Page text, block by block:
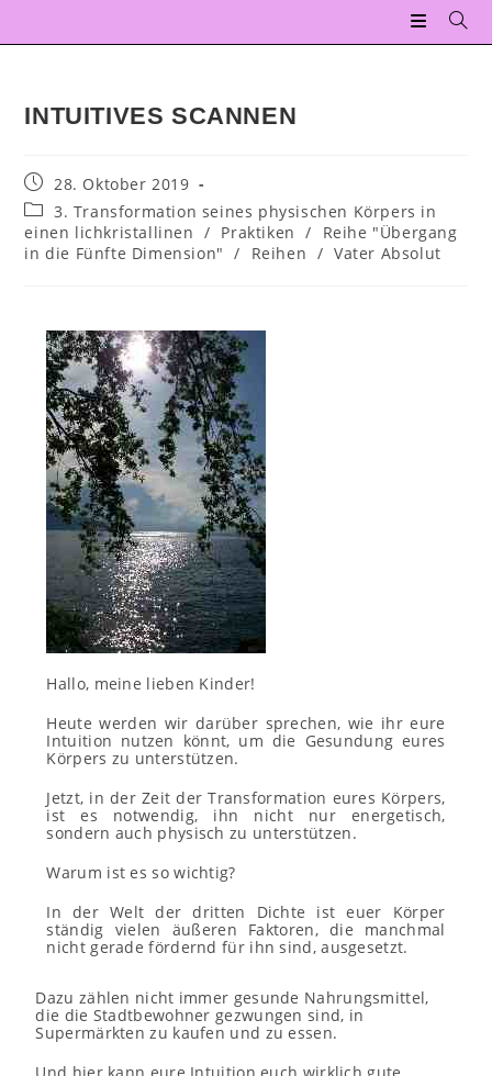
INTUITIVES SCANNEN
28. Oktober 2019
3. Transformation seines physischen Körpers in
einen lichkristallinen / Praktiken /
Reihe "Übergang
in die Fünfte Dimension"
/ Reihen / Vater Absolut
Hallo, meine lieben Kinder!
Heute werden wir darüber sprechen, wie ihr eure
Intuition nutzen könnt, um die Gesundung eures
Körpers zu unterstützen.
Jetzt, in der Zeit der Transformation eures Körpers,
ist es notwendig, ihn nicht nur energetisch,
sondern auch physisch zu unterstützen.
Warum ist es so wichtig?
In der Welt der dritten Dichte ist euer Körper
ständig vielen äußeren Faktoren, die manchmal
nicht gerade fördernd für ihn sind, ausgesetzt.
Dazu zählen nicht immer gesunde Nahrungsmittel,
die die Stadtbewohner gezwungen sind, in
Supermärkten zu kaufen und zu essen.